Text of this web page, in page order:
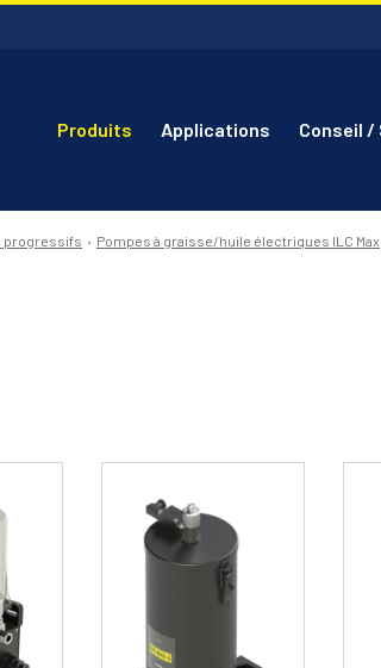
Produits Applications Conseil /
progressifs Pompes à graisse/huile électriques ILC Max